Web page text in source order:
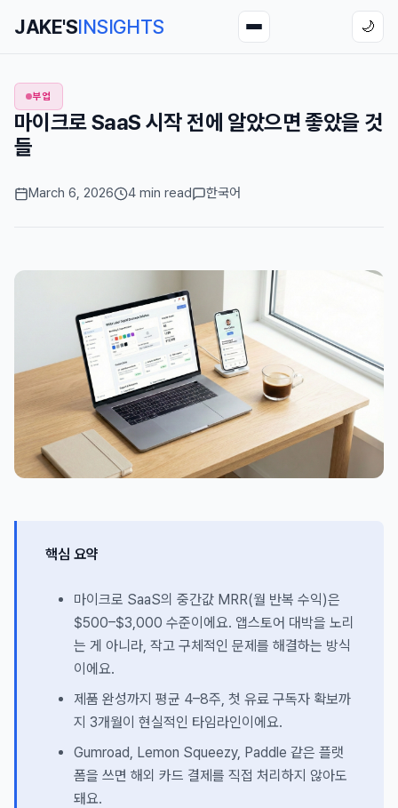
JAKE'SINSIGHTS 🌙
부업
마이크로 SaaS 시작 전에 알았으면 좋았을 것
들
March 6, 2026 4 min read 한국어
핵심 요약
마이크로 SaaS의 중간값 MRR(월 반복 수익)은
$500–$3,000 수준이에요. 앱스토어 대박을 노리
는 게 아니라, 작고 구체적인 문제를 해결하는 방식
이에요.
제품 완성까지 평균 4–8주, 첫 유료 구독자 확보까
지 3개월이 현실적인 타임라인이에요.
Gumroad, Lemon Squeezy, Paddle 같은 플랫
폼을 쓰면 해외 카드 결제를 직접 처리하지 않아도
돼요.